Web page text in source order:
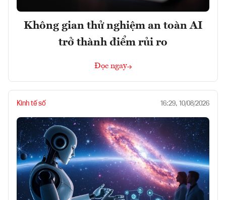
Không gian thử nghiệm an toàn AI
trở thành điểm rủi ro
Đọc ngay
Kinh tế số 16:29, 10/08/2026